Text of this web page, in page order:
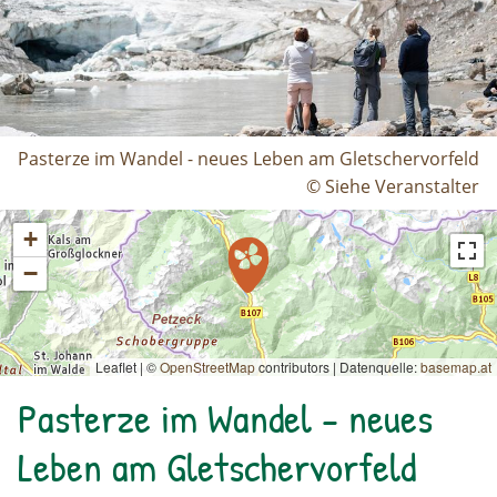
Pasterze im Wandel - neues Leben am Gletschervorfeld
© Siehe Veranstalter
+
−
Leaflet | ©OpenStreetMapcontributors | Datenquelle:basemap.at
Pasterze im Wandel - neues
Leben am Gletschervorfeld